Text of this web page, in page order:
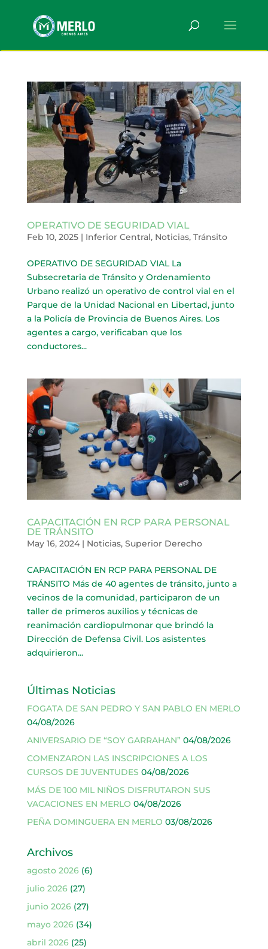
OPERATIVO DE SEGURIDAD VIAL
Feb 10, 2025| Inferior Central, Noticias, Tránsito
OPERATIVO DE SEGURIDAD VIAL La
Subsecretaria de Tránsito y Ordenamiento
Urbano realizó un operativo de control vial en el
Parque de la Unidad Nacional en Libertad, junto
a la Policía de Provincia de Buenos Aires. Los
agentes a cargo, verificaban que los
conductores...
CAPACITACIÓN EN RCP PARA PERSONAL
DE TRÁNSITO
May 16, 2024| Noticias, Superior Derecho
CAPACITACIÓN EN RCP PARA PERSONAL DE
TRÁNSITO Más de 40 agentes de tránsito, junto a
vecinos de la comunidad, participaron de un
taller de primeros auxilios y técnicas de
reanimación cardiopulmonar que brindó la
Dirección de Defensa Civil. Los asistentes
adquirieron...
Últimas Noticias
FOGATA DE SAN PEDRO Y SAN PABLO EN MERLO
04/08/2026
ANIVERSARIO DE “SOY GARRAHAN” 04/08/2026
COMENZARON LAS INSCRIPCIONES A LOS
CURSOS DE JUVENTUDES 04/08/2026
MÁS DE 100 MIL NIÑOS DISFRUTARON SUS
VACACIONES EN MERLO 04/08/2026
PEÑA DOMINGUERA EN MERLO 03/08/2026
Archivos
agosto 2026(6)
julio 2026(27)
junio 2026(27)
mayo 2026(34)
abril 2026(25)